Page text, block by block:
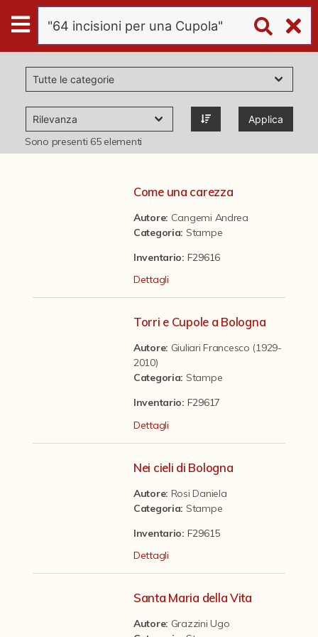
Digital
Humanities
Donazioni
Pubblicazioni
Il progetto Digital Humanities
Applica
Sono presenti 65elementi
Come una carezza
Autore: Cangemi Andrea
Categoria: Stampe
Inventario: F29616
Dettagli
Torri e Cupole a Bologna
Autore: Giuliari Francesco (1929-
2010)
Categoria: Stampe
Inventario: F29617
Dettagli
Nei cieli di Bologna
Autore: Rosi Daniela
Categoria: Stampe
Inventario: F29615
Dettagli
Santa Maria della Vita
Autore: Grazzini Ugo